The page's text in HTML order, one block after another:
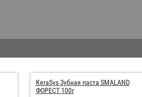
KeraSys Зубная паста SMALAND
ФОРЕСТ 100г